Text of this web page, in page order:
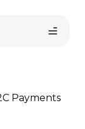
Payments